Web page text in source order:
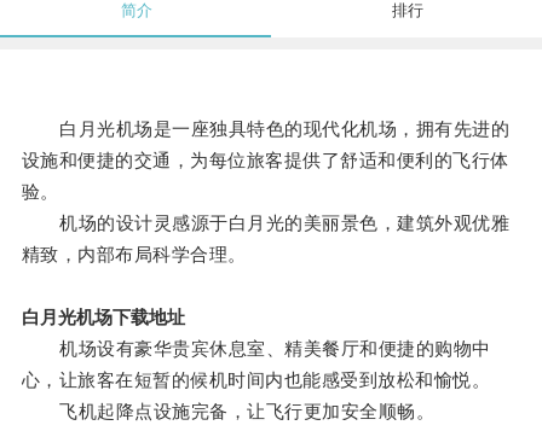
简介 排行
白月光机场是一座独具特色的现代化机场，拥有先进的
设施和便捷的交通，为每位旅客提供了舒适和便利的飞行体
验。
机场的设计灵感源于白月光的美丽景色，建筑外观优雅
精致，内部布局科学合理。
白月光机场下载地址
机场设有豪华贵宾休息室、精美餐厅和便捷的购物中
心，让旅客在短暂的候机时间内也能感受到放松和愉悦。
飞机起降点设施完备，让飞行更加安全顺畅。